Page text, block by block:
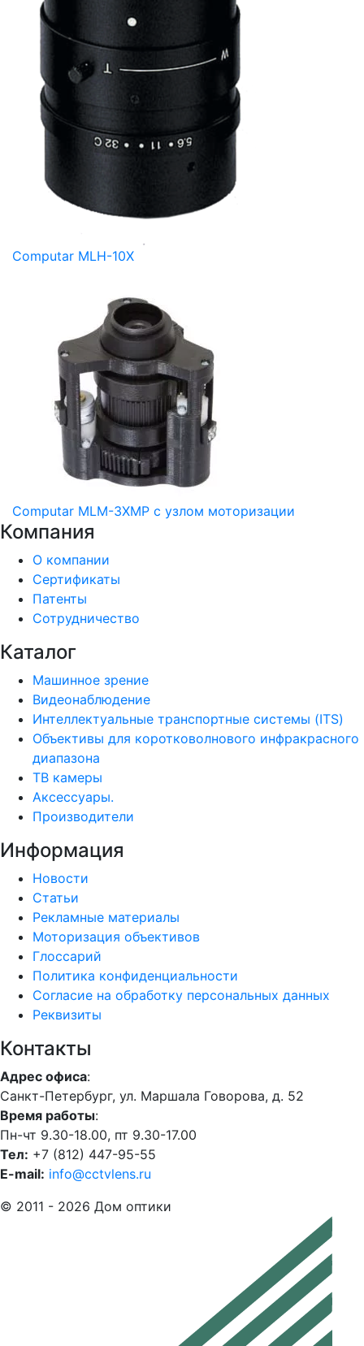
Computar MLH-10X
Computar MLM-3XMP с узлом моторизации
Компания
О компании
Сертификаты
Патенты
Сотрудничество
Каталог
Машинное зрение
Видеонаблюдение
Интеллектуальные транспортные системы (ITS)
Объективы для коротковолнового инфракрасного
диапазона
ТВ камеры
Аксессуары.
Производители
Информация
Новости
Статьи
Рекламные материалы
Моторизация объективов
Глоссарий
Политика конфиденциальности
Согласие на обработку персональных данных
Реквизиты
Контакты
Адрес офиса:
Санкт-Петербург, ул. Маршала Говорова, д. 52
Время работы:
Пн-чт 9.30-18.00, пт 9.30-17.00
Тел: +7 (812) 447-95-55
E-mail: info@cctvlens.ru
© 2011 - 2026 Дом оптики